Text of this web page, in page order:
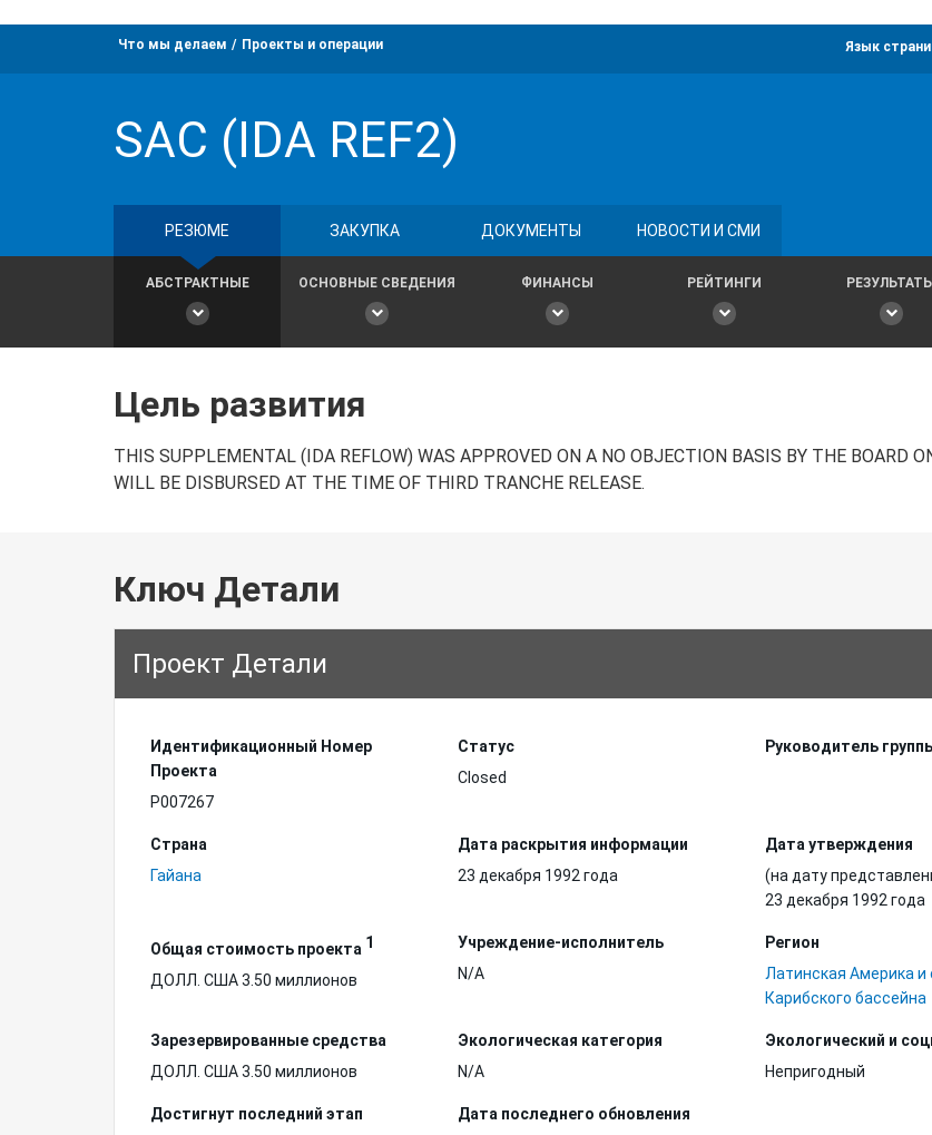
Что мы делаем Проекты и операции Язык
SAC (IDA REF2)
РЕЗЮМЕ ЗАКУПКА ДОКУМЕНТЫ НОВОСТИ И СМИ
АБСТРАКТНЫЕ ОСНОВНЫЕ СВЕДЕНИЯ ФИНАНСЫ РЕЙТИНГИ РЕЗУЛЬТАТЫ
Цель развития
THIS SUPPLEMENTAL (IDA REFLOW) WAS APPROVED ON A NO OBJECTION BASIS BY THE BOARD
WILL BE DISBURSED AT THE TIME OF THIRD TRANCHE RELEASE.
Ключ Детали
Проект Детали
Идентификационный Hомер
Проекта
P007267
Статус
Closed
Руководитель
Страна
Гайана
Дата раскрытия информации
23 декабря 1992 года
Дата утверждения
(на дату
23 декабря 1992 года
Общая стоимость проекта 1
ДОЛЛ. США 3.50 миллионов
Учреждение-исполнитель
N/A
Регион
Латинская Америка и
Карибского бассейна
Зарезервированные средства
ДОЛЛ. США 3.50 миллионов
Экологическая категория
N/A
Экологический и
Непригодный
Достигнут последний этап
Дата последнего обновления